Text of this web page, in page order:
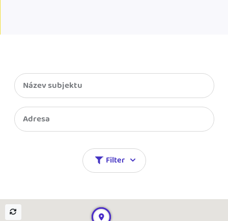
Spriatelení účtovníci
Katalóg doplnkov
Ako sa vyznať vo fakturácii
Blog
Podnikateľský servis
Filter